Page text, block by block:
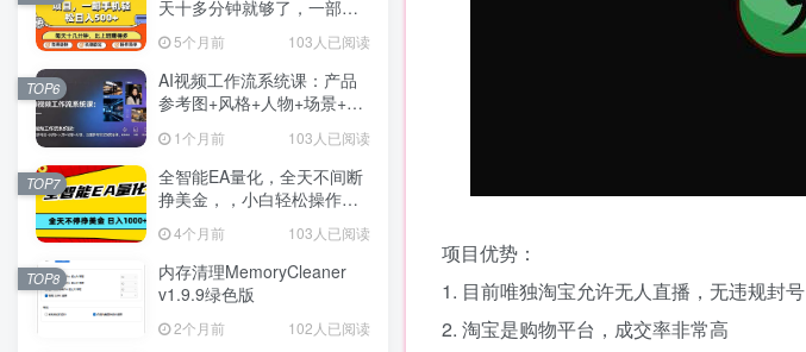
项目优势：
1. 目前唯独淘宝允许无人直播，无违规封号
2. 淘宝是购物平台，成交率非常高
天十多分钟就够了，一部手
机，轻松日入5张【揭秘】
5个月前 103人已阅读
AI视频工作流系统课：产品
参考图+风格+人物+场景+分
统，稳定产出高质量视频
1个月前 103人已阅读
TOP6
全智能EA量化，全天不间断
挣美金，，小白轻松操作，
4个月前 103人已阅读
TOP7
内存清理MemoryCleaner
v1.9.9绿色版
2个月前 102人已阅读
TOP8